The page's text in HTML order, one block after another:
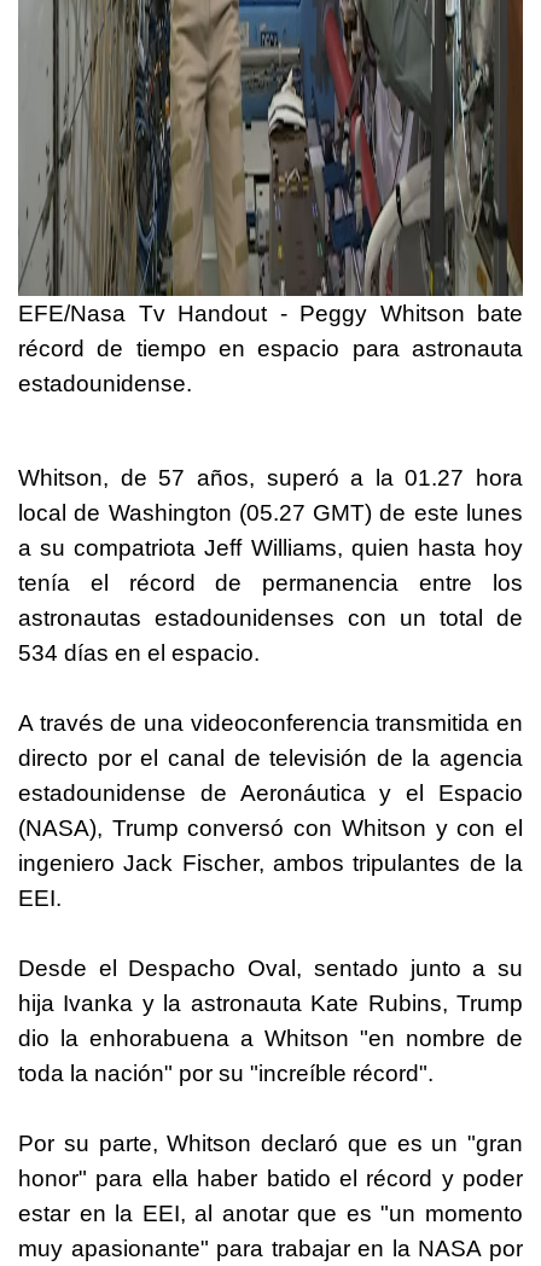
EFE/Nasa Tv Handout - Peggy Whitson bate
récord de tiempo en espacio para astronauta
estadounidense.
Whitson, de 57 años, superó a la 01.27 hora
local de Washington (05.27 GMT) de este lunes
a su compatriota Jeff Williams, quien hasta hoy
tenía el récord de permanencia entre los
astronautas estadounidenses con un total de
534 días en el espacio.
A través de una videoconferencia transmitida en
directo por el canal de televisión de la agencia
estadounidense de Aeronáutica y el Espacio
(NASA), Trump conversó con Whitson y con el
ingeniero Jack Fischer, ambos tripulantes de la
EEI.
Desde el Despacho Oval, sentado junto a su
hija Ivanka y la astronauta Kate Rubins, Trump
dio la enhorabuena a Whitson "en nombre de
toda la nación" por su "increíble récord".
Por su parte, Whitson declaró que es un "gran
honor" para ella haber batido el récord y poder
estar en la EEI, al anotar que es "un momento
muy apasionante" para trabajar en la NASA por